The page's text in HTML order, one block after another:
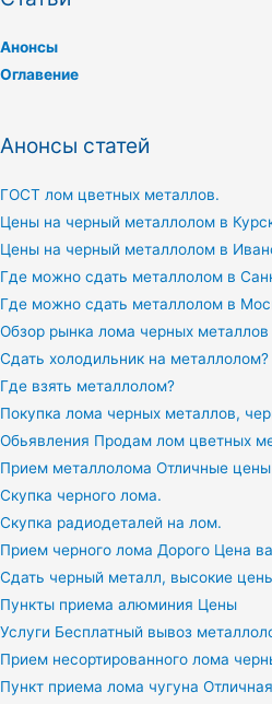
Анонсы
Оглавение
Анонсы статей
ГОСТ лом цветных металлов.
Цены на черный металлолом в
Цены на черный металлолом в
Где можно сдать металлолом в
Где можно сдать металлолом в
Обзор рынка лома черных
Сдать холодильник на
Где взять металлолом?
Покупка лома черных металлов,
Обьявления Продам лом цветных
Прием металлолома Отличные цены
Скупка черного лома.
Скупка радиодеталей на лом.
Прием черного лома Дорого Цена
Сдать черный металл, высокие
Пункты приема алюминия Цены
Услуги Бесплатный вывоз
Прием несортированного лома
Пункт приема лома чугуна